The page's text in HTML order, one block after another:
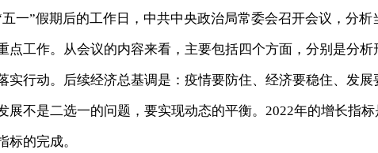
五一”假期后的工作日，中共中央政治局常委会召开会议，分
点工作。从会议的内容来看，主要包括四个方面，分别是分析
实行动。后续经济总基调是：疫情要防住、经济要稳住、发
展不是二选一的问题，要实现动态的平衡。2022年的增长指
标的完成。